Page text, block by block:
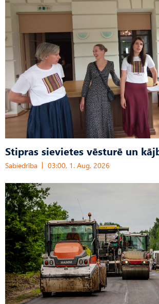
Stipras sievietes vēsturē un
Sabiedrība 03:00, 1. Aug, 2026